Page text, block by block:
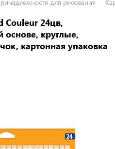
для рисования
Couleur 24цв,
круглые,
картонная упаковка